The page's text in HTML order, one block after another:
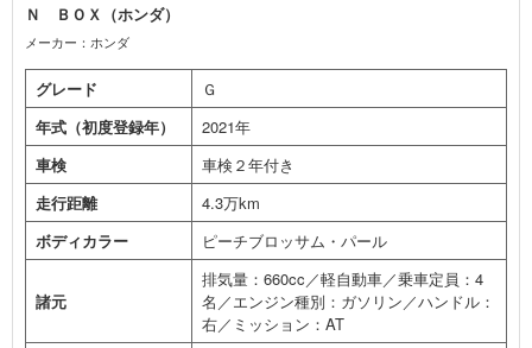
Ｎ ＢＯＸ（ホンダ）
メーカー：ホンダ
グレード
Ｇ
年式（初度登録年）
2021年
車検
車検２年付き
走行距離
4.3万km
ボディカラー
ピーチブロッサム・パール
諸元
排気量：660cc／軽自動車／乗車定員：4
名／エンジン種別：ガソリン／ハンドル：
右／ミッション：AT